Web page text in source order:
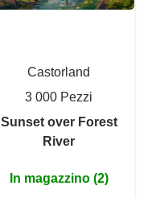
Castorland
3 000 Pezzi
Sunset over Forest
River
In magazzino (2)